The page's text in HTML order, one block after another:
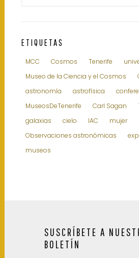
ETIQUETAS
MCC Cosmos Tenerife
Museo de la Ciencia y el Cosmos
astronomía
astrofísica
MuseosDeTenerife
Carl Sagan
galaxias
cielo IAC
mujer
Observaciones astronómicas
museos
SUSCRÍBETE A
BOLETÍN